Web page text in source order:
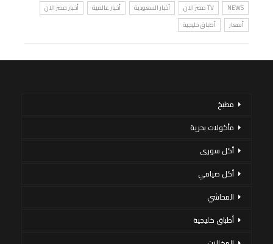
NEWS TV مصر الان أخبار السعودية أخبار عالمية
أخبار مصر الان
أسعار
أطباق خليجية
مطبخ
مأكولات بحرية
أكل سورى
أكل صيامي
المحاشي
أطباق خليجية